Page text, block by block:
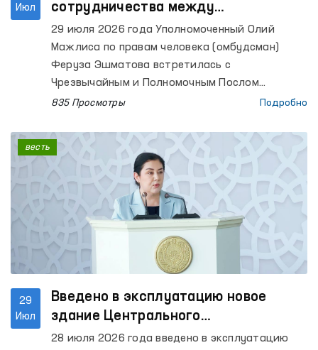
Июл
сотрудничества между
национальными правозащитными
учреждениями Узбекистана и
Финляндии
29 июля 2026 года Уполномоченный Олий
Мажлиса по правам человека (омбудсман)
Феруза Эшматова встретилась с
Чрезвычайным и Полномочным Послом
Финляндской Республики в Республике
835 Просмотры Подробно
29
Июл
Введено в эксплуатацию новое
здание Центрального
следственного изолятора
28 июля 2026 года введено в эксплуатацию
весть